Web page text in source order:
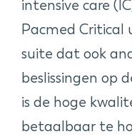
intensive care
Pacmed Critical
suite dat ook
beslissingen op
is de hoge
betaalbaar te